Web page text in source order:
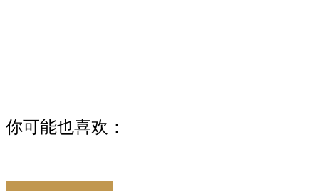
你可能也喜欢：